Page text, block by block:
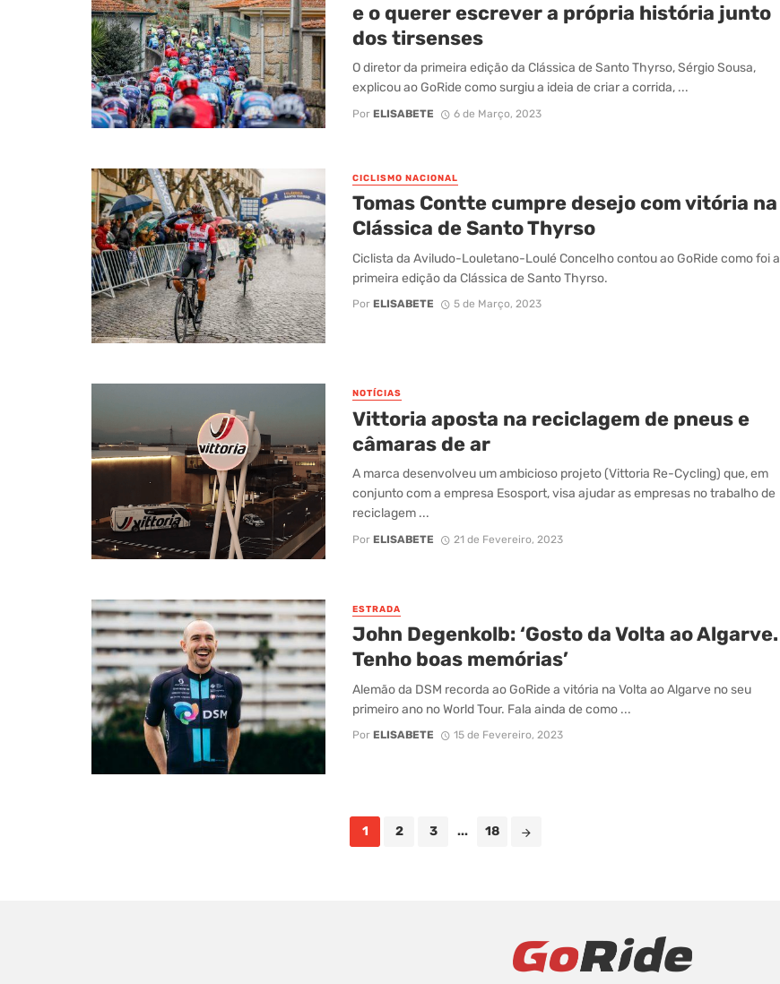
e o querer escrever a própria história junto
dos tirsenses
O diretor da primeira edição da Clássica de Santo Thyrso, Sérgio Sousa,
explicou ao GoRide como surgiu a ideia de criar a corrida, ...
Por ELISABETE 6 de Março, 2023
CICLISMO NACIONAL
Tomas Contte cumpre desejo com vitória na
Clássica de Santo Thyrso
Ciclista da Aviludo-Louletano-Loulé Concelho contou ao GoRide como foi a
primeira edição da Clássica de Santo Thyrso.
Por ELISABETE 5 de Março, 2023
NOTÍCIAS
Vittoria aposta na reciclagem de pneus e
câmaras de ar
A marca desenvolveu um ambicioso projeto (Vittoria Re-Cycling) que, em
conjunto com a empresa Esosport, visa ajudar as empresas no trabalho de
reciclagem ...
Por ELISABETE 21 de Fevereiro, 2023
ESTRADA
John Degenkolb: ‘Gosto da Volta ao Algarve.
Tenho boas memórias’
Alemão da DSM recorda ao GoRide a vitória na Volta ao Algarve no seu
primeiro ano no World Tour. Fala ainda de como ...
Por ELISABETE 15 de Fevereiro, 2023
1 2 3 ... 18